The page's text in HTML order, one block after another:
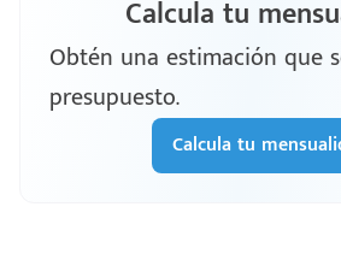
Calcula tu
Obtén una estimación que
presupuesto.
Calcula tu